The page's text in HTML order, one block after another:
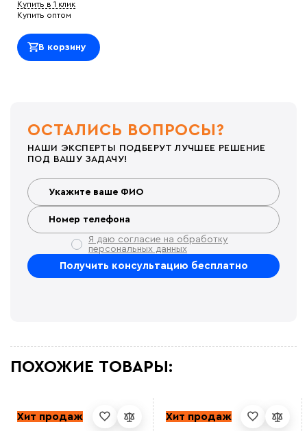
Купить в 1 клик
Купить оптом
В корзину
ОСТАЛИСЬ ВОПРОСЫ?
НАШИ ЭКСПЕРТЫ ПОДБЕРУТ ЛУЧШЕЕ РЕШЕНИЕ
ПОД ВАШУ ЗАДАЧУ!
Я даю согласие на обработку
персональных данных
ПОХОЖИЕ ТОВАРЫ:
Хит продаж Хит продаж